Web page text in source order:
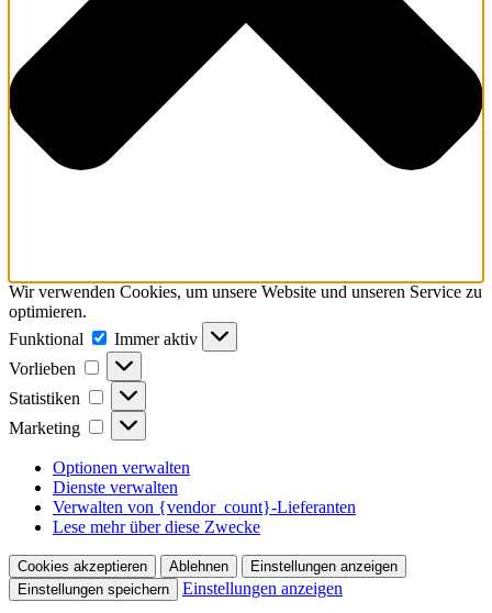
Wir verwenden Cookies, um unsere Website und unseren Service zu
optimieren.
Funktional
Funktional
Immer aktiv
Vorlieben
Vorlieben
Statistiken Statistiken
Marketing Marketing
Optionen verwalten
Dienste verwalten
Verwalten von {vendor_count}-Lieferanten
Lese mehr über diese Zwecke
Cookies akzeptieren Ablehnen
Einstellungen anzeigen
Einstellungen speichern
Einstellungen anzeigen